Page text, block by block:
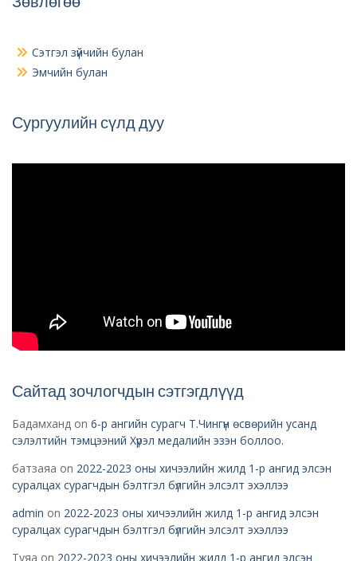
Сэтгэл зүйчийн булан
Эмчийн булан
Сургуулийн сүлд дуу
Сайтад зочлогчдын сэтгэгдлүүд
Бадамханд on 6-р ангийн сурагч Т.Чингүн өсвөрийн усанд
сэлэлтийн тэмцээний Хүрэл медалийн эзэн боллоо.
батзаяа on 2022-2023 оны хичээлийн жилд 1-р ангид элсэн
суралцах сурагчдын бэлтгэл бүлгийн элсэлт эхэллээ
admin on 2022-2023 оны хичээлийн жилд 1-р ангид элсэн
суралцах сурагчдын бэлтгэл бүлгийн элсэлт эхэллээ
Туяа on 2022-2023 оны хичээлийн жилд 1-р ангид элсэн